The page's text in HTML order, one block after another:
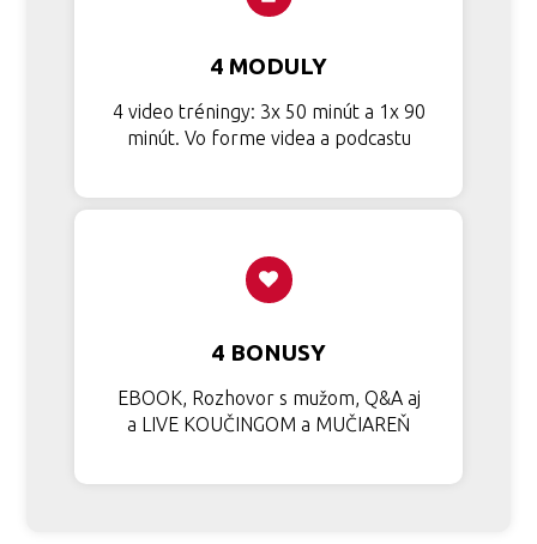
4 MODULY
4 video tréningy: 3x 50 minút a 1x 90
minút. Vo forme videa a podcastu
4 BONUSY
EBOOK, Rozhovor s mužom, Q&A aj
a LIVE KOUČINGOM a MUČIAREŇ